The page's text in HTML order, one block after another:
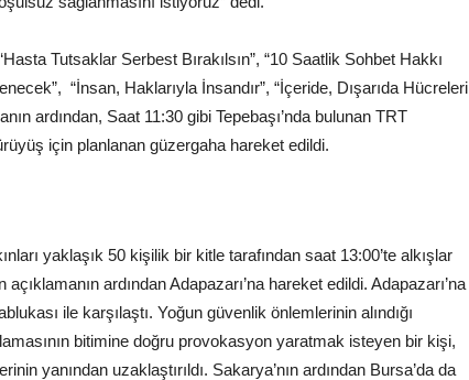
Tutsaklar Serbest Bırakılsın”, “10 Saatlik Sohbet Hakkı
“İnsan, Haklarıyla İnsandır”, “İçeride, Dışarıda Hücreleri
ardından, Saat 11:30 gibi Tepebaşı’nda bulunan TRT
için planlanan güzergaha hareket edildi.
yaklaşık 50 kişilik bir kitle tarafından saat 13:00’te alkışlar
ardından Adapazarı’na hareket edildi. Adapazarı’na
ile karşılaştı. Yoğun güvenlik önlemlerinin alındığı
bitimine doğru provokasyon yaratmak isteyen bir kişi,
yanından uzaklaştırıldı. Sakarya’nın ardından Bursa’da da